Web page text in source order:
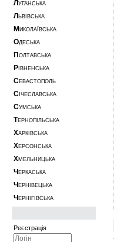
Л УГАНСЬКА
Л ЬВІВСЬКА
М ИКОЛАЇВСЬКА
ОДЕСЬКА
П ОЛТАВСЬКА
Р ІВНЕНСЬКА
СЕВАСТОПОЛЬ
С ІЧЕСЛАВСЬКА
СУМСЬКА
ТЕРНОПІЛЬСЬКА
ХАРКІВСЬКА
ХЕРСОНСЬКА
ХМЕЛЬНИЦЬКА
Ч ЕРКАСЬКА
Ч ЕРНІВЕЦЬКА
Ч ЕРНІГІВСЬКА
Реєстрація